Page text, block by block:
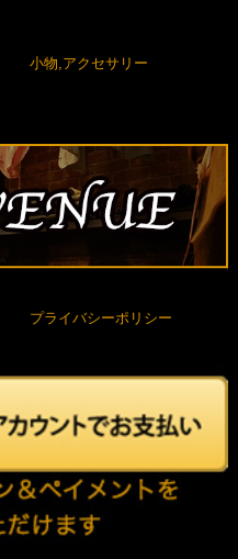
小物,アクセサリー
プライバシーポリシー